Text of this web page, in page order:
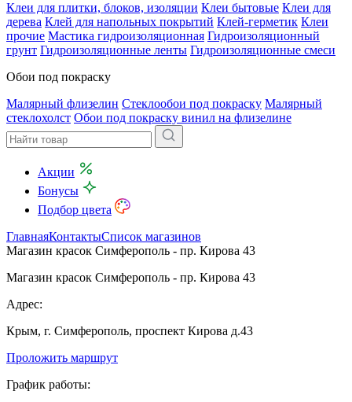
Клеи для плитки, блоков, изоляции Клеи бытовые Клеи для
дерева Клей для напольных покрытий Клей-герметик Клеи
прочие Мастика гидроизоляционная Гидроизоляционный
грунт Гидроизоляционные ленты Гидроизоляционные смеси
Обои под покраску
Малярный флизелин Стеклообои под покраску Малярный
стеклохолст Обои под покраску винил на флизелине
Акции
Бонусы
Подбор цвета
ГлавнаяКонтактыСписок магазинов
Магазин красок Симферополь - пр. Кирова 43
Магазин красок Симферополь - пр. Кирова 43
Адрес:
Крым, г. Симферополь, проспект Кирова д.43
Проложить маршрут
График работы: